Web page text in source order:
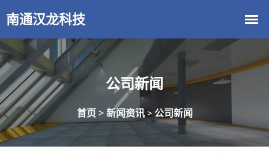
公司新闻
首页 > 新闻资讯> 公司新闻